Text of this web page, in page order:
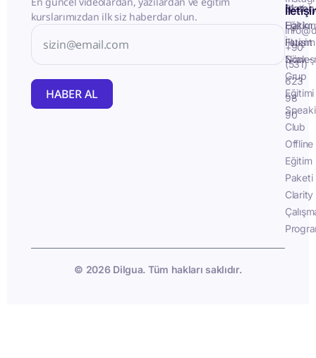
kurslarımızdan ilk siz haberdar olun.
HABER AL
İletişim
Birebir
Eğitim
Fluent
Now -
Grup
Eğitimi
Club
Offline
Eğitim
Paketi
Clarity
+90
(531)
623
98
90
© 2026 Dilgua. Tüm hakları saklıdır.